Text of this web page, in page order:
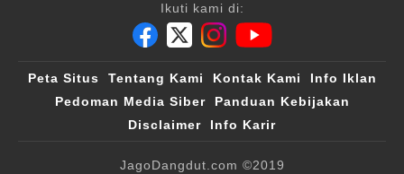
Ikuti kami di:
Peta Situs Tentang Kami Kontak Kami
Info Iklan
Pedoman Media Siber
Panduan Kebijakan
Disclaimer
Info Karir
JagoDangdut.com ©2019